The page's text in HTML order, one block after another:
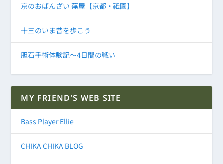
京のおばんざい 蕪屋【京都・祇園】
十三のいま昔を歩こう
胆石手術体験記～4日間の戦い
MY FRIEND'S WEB SITE
Bass Player Ellie
CHIKA CHIKA BLOG